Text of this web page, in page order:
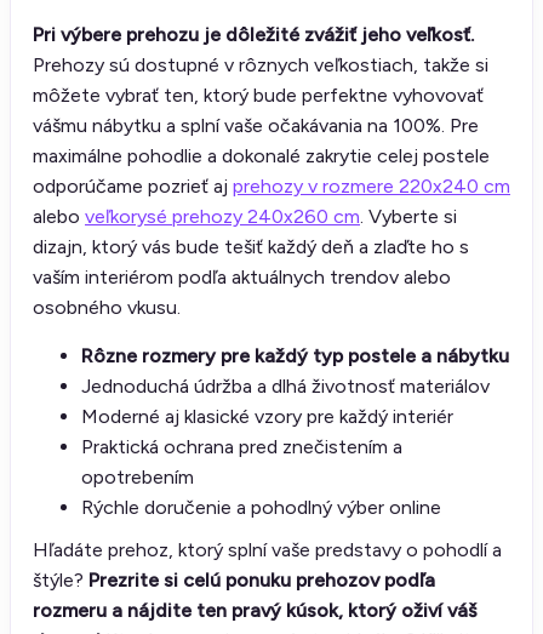
Pri výbere prehozu je dôležité zvážiť jeho veľkosť.
Prehozy sú dostupné v rôznych veľkostiach, takže si
môžete vybrať ten, ktorý bude perfektne vyhovovať
vášmu nábytku a splní vaše očakávania na 100%. Pre
maximálne pohodlie a dokonalé zakrytie celej postele
odporúčame pozrieť aj prehozy v rozmere 220x240 cm
alebo veľkorysé prehozy 240x260 cm. Vyberte si
dizajn, ktorý vás bude tešiť každý deň a zlaďte ho s
vaším interiérom podľa aktuálnych trendov alebo
osobného vkusu.
Rôzne rozmery pre každý typ postele a nábytku
Jednoduchá údržba a dlhá životnosť materiálov
Moderné aj klasické vzory pre každý interiér
Praktická ochrana pred znečistením a
opotrebením
Rýchle doručenie a pohodlný výber online
Hľadáte prehoz, ktorý splní vaše predstavy o pohodlí a
štýle? Prezrite si celú ponuku prehozov podľa
rozmeru a nájdite ten pravý kúsok, ktorý oživí váš